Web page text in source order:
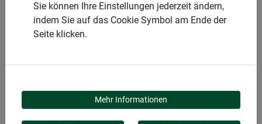
GARTEN-BAG CUBUS
Sie können Ihre Einstellungen jederzeit ändern,
indem Sie auf das Cookie Symbol am Ende der
Seite klicken.
Mehr Informationen